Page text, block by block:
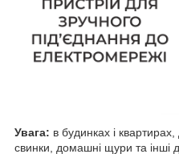
Увага: в будинках і
свинки, домашні щури та інші